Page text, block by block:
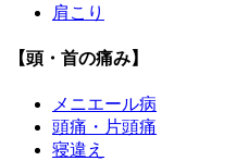
肩こり
【頭・首の痛み】
メニエール病
頭痛・片頭痛
寝違え